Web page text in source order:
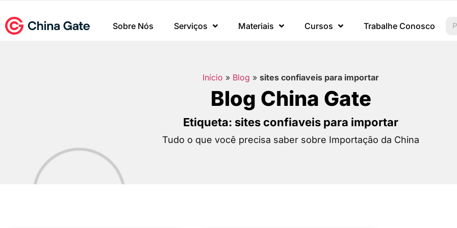
Sobre Nós Serviços Materiais Cursos Trabalhe Conosco
Início » Blog » sites confiaveis para importar
Blog China Gate
Etiqueta: sites confiaveis para importar
Tudo o que você precisa saber sobre Importação da China